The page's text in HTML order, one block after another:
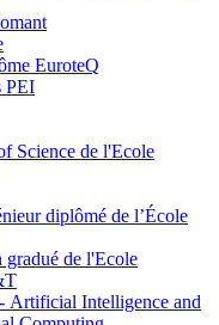
EuroteQ
PEI
Science de l'Ecole
diplômé de l’École
de l'Ecole
Intelligence and